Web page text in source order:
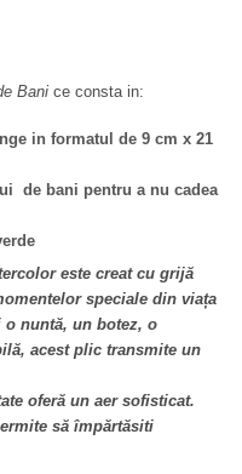
Bani ce consta in:
in formatul de 9 cm x 21
de bani pentru a nu cadea
este creat cu grijă
speciale din viața
nuntă, un botez, o
acest plic transmite un
oferă un aer sofisticat.
să împărtăsiti